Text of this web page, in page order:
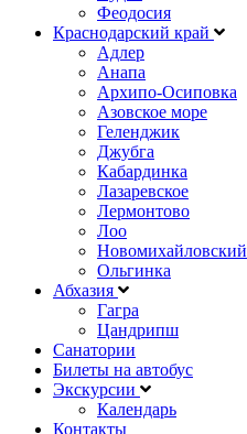
Феодосия
Краснодарский край
Адлер
Анапа
Архипо-Осиповка
Азовское море
Геленджик
Джубга
Кабардинка
Лазаревское
Лермонтово
Лоо
Новомихайловский
Ольгинка
Абхазия
Гагра
Цандрипш
Санатории
Билеты на автобус
Экскурсии
Календарь
Контакты